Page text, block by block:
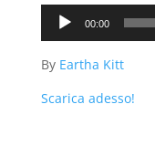
Audio
Player
00:00
By Eartha Kitt
Scarica adesso!